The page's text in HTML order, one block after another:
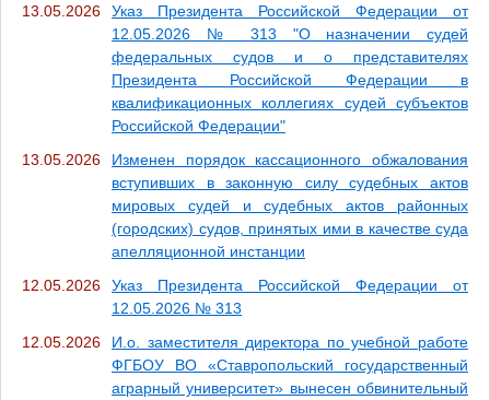
13.05.2026
Указ Президента Российской Федерации от
12.05.2026 № 313 "О назначении судей
федеральных судов и о представителях
Президента Российской Федерации в
квалификационных коллегиях судей субъектов
Российской Федерации"
13.05.2026
Изменен порядок кассационного обжалования
вступивших в законную силу судебных актов
мировых судей и судебных актов районных
(городских) судов, принятых ими в качестве суда
апелляционной инстанции
12.05.2026
Указ Президента Российской Федерации от
12.05.2026 № 313
12.05.2026
И.о. заместителя директора по учебной работе
ФГБОУ ВО «Ставропольский государственный
аграрный университет» вынесен обвинительный